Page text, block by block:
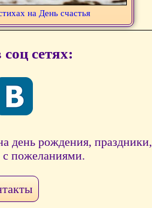
на День счастья
сетях:
день рождения, праздники,
с пожеланиями.